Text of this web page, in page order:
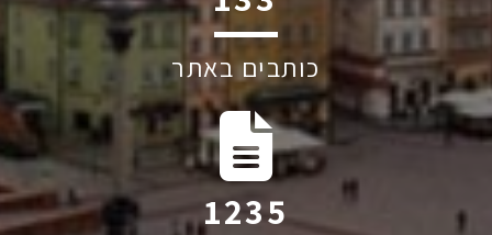
כותבים באתר
1906